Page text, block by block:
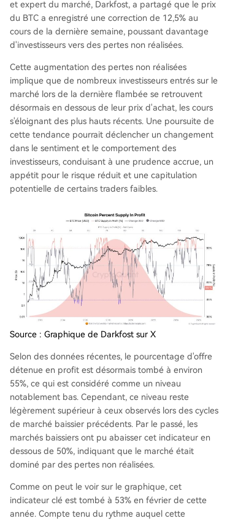
et expert du marché, Darkfost, a partagé que le prix
du BTC a enregistré une correction de 12,5% au
cours de la dernière semaine, poussant davantage
d'investisseurs vers des pertes non réalisées.
Cette augmentation des pertes non réalisées
implique que de nombreux investisseurs entrés sur le
marché lors de la dernière flambée se retrouvent
désormais en dessous de leur prix d'achat, les cours
s'éloignant des plus hauts récents. Une poursuite de
cette tendance pourrait déclencher un changement
dans le sentiment et le comportement des
investisseurs, conduisant à une prudence accrue, un
appétit pour le risque réduit et une capitulation
potentielle de certains traders faibles.
Source : Graphique de Darkfost sur X
Selon des données récentes, le pourcentage d'offre
détenue en profit est désormais tombé à environ
55%, ce qui est considéré comme un niveau
notablement bas. Cependant, ce niveau reste
légèrement supérieur à ceux observés lors des cycles
de marché baissier précédents. Par le passé, les
marchés baissiers ont pu abaisser cet indicateur en
dessous de 50%, indiquant que le marché était
dominé par des pertes non réalisées.
Comme on peut le voir sur le graphique, cet
indicateur clé est tombé à 53% en février de cette
année. Compte tenu du rythme auquel cette